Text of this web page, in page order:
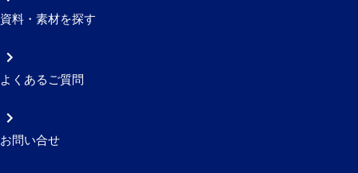
資料・素材を探す
よくあるご質問
お問い合せ